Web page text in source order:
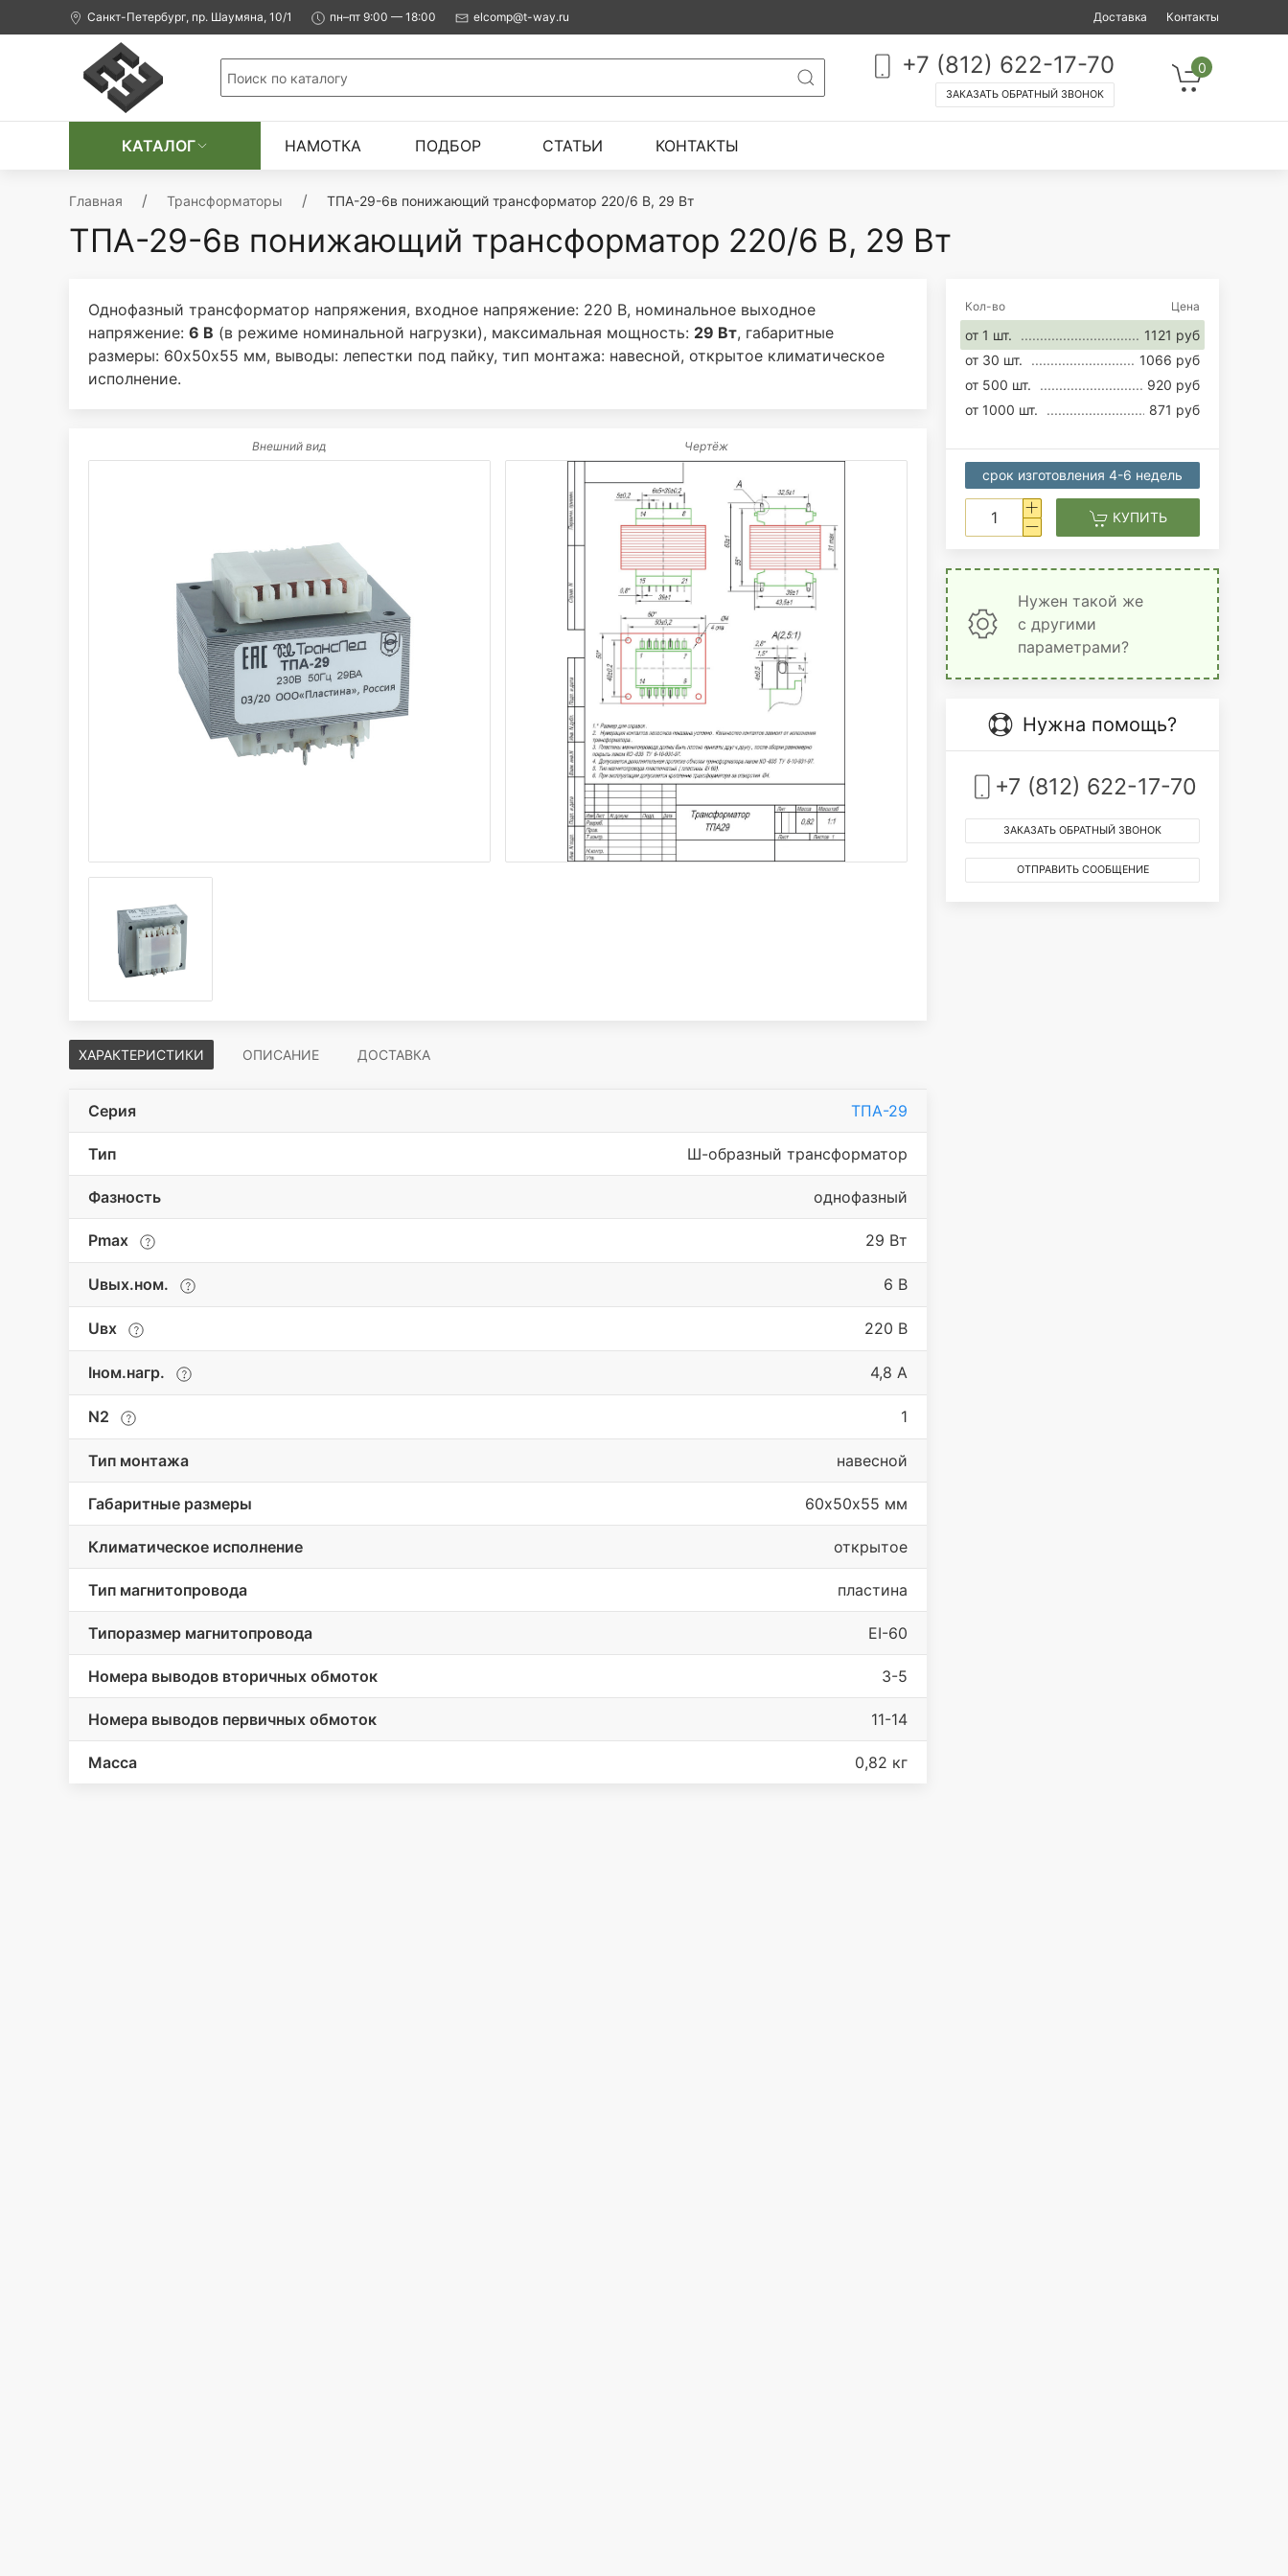
Санкт-Петербург, пр. Шаумяна, 10/1 пн–пт 9:00 — 18:00 elcomp@t-way.ru Доставка Контакты
+7 (812) 622-17-70
ЗАКАЗАТЬ ОБРАТНЫЙ ЗВОНОК
0
КАТАЛОГ НАМОТКА ПОДБОР СТАТЬИ КОНТАКТЫ
Главная Трансформаторы ТПА-29-6в понижающий трансформатор 220/6 В, 29 Вт
ТПА-29-6в понижающий трансформатор 220/6 В, 29 Вт
Однофазный трансформатор напряжения, входное напряжение: 220 В, номинальное выходное
напряжение: 6 В (в режиме номинальной нагрузки), максимальная мощность: 29 Вт, габаритные
размеры: 60х50х55 мм, выводы: лепестки под пайку, тип монтажа: навесной, открытое климатическое
исполнение.
Внешний вид Чертёж
ХАРАКТЕРИСТИКИ ОПИСАНИЕ ДОСТАВКА
Серия ТПА-29
Тип Ш-образный трансформатор
Фазность однофазный
Pmax 29 Вт
Uвых.ном. 6 В
Uвх 220 В
Iном.нагр. 4,8 А
N2 1
Тип монтажа навесной
Габаритные размеры 60х50х55 мм
Климатическое исполнение открытое
Тип магнитопровода пластина
Типоразмер магнитопровода EI-60
Номера выводов вторичных обмоток 3-5
Номера выводов первичных обмоток 11-14
Масса 0,82 кг
Кол-во Цена
от 1 шт.
1121 руб
от 30 шт.
1066 руб
от 500 шт.
920 руб
от 1000 шт.
871 руб
срок изготовления 4-6 недель
КУПИТЬ
Нужен такой же
с другими
параметрами?
Нужна помощь?
+7 (812) 622-17-70
ЗАКАЗАТЬ ОБРАТНЫЙ ЗВОНОК
ОТПРАВИТЬ СООБЩЕНИЕ